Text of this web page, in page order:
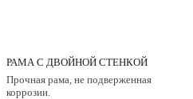
РАМА С ДВОЙНОЙ СТЕНКОЙ
Прочная рама, не подверженная
коррозии.